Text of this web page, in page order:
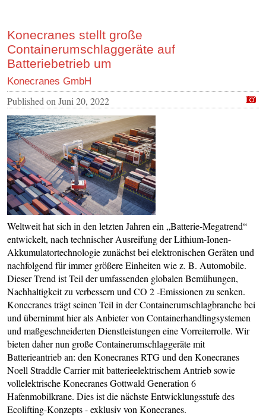
Konecranes stellt große
Containerumschlaggeräte auf
Batteriebetrieb um
Konecranes GmbH
Published on Juni 20, 2022
Weltweit hat sich in den letzten Jahren ein „Batterie-Megatrend“
entwickelt, nach technischer Ausreifung der Lithium-Ionen-
Akkumulatortechnologie zunächst bei elektronischen Geräten und
nachfolgend für immer größere Einheiten wie z. B. Automobile.
Dieser Trend ist Teil der umfassenden globalen Bemühungen,
Nachhaltigkeit zu verbessern und CO 2 -Emissionen zu senken.
Konecranes trägt seinen Teil in der Containerumschlagbranche bei
und übernimmt hier als Anbieter von Containerhandlingsystemen
und maßgeschneiderten Dienstleistungen eine Vorreiterrolle. Wir
bieten daher nun große Containerumschlaggeräte mit
Batterieantrieb an: den Konecranes RTG und den Konecranes
Noell Straddle Carrier mit batterieelektrischem Antrieb sowie
vollelektrische Konecranes Gottwald Generation 6
Hafenmobilkrane. Dies ist die nächste Entwicklungsstufe des
Ecolifting-Konzepts - exklusiv von Konecranes.